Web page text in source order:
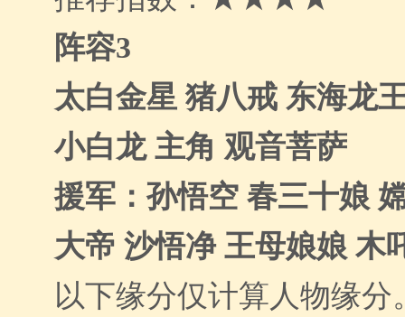
阵容3
太白金星 猪八戒 东海龙
小白龙 主角 观音菩萨
援军：孙悟空 春三十娘
大帝 沙悟净 王母娘娘 木
以下缘分仅计算人物缘分